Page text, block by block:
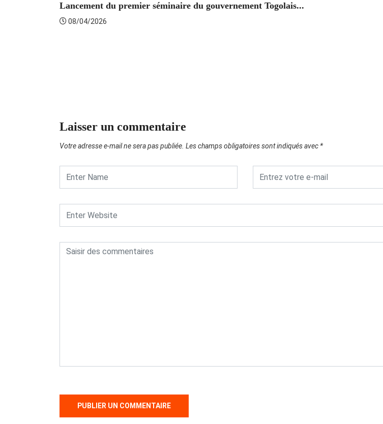
Lancement du premier séminaire du gouvernement Togolais...
08/04/2026
Laisser un commentaire
Votre adresse e-mail ne sera pas publiée. Les champs obligatoires sont indiqués avec *